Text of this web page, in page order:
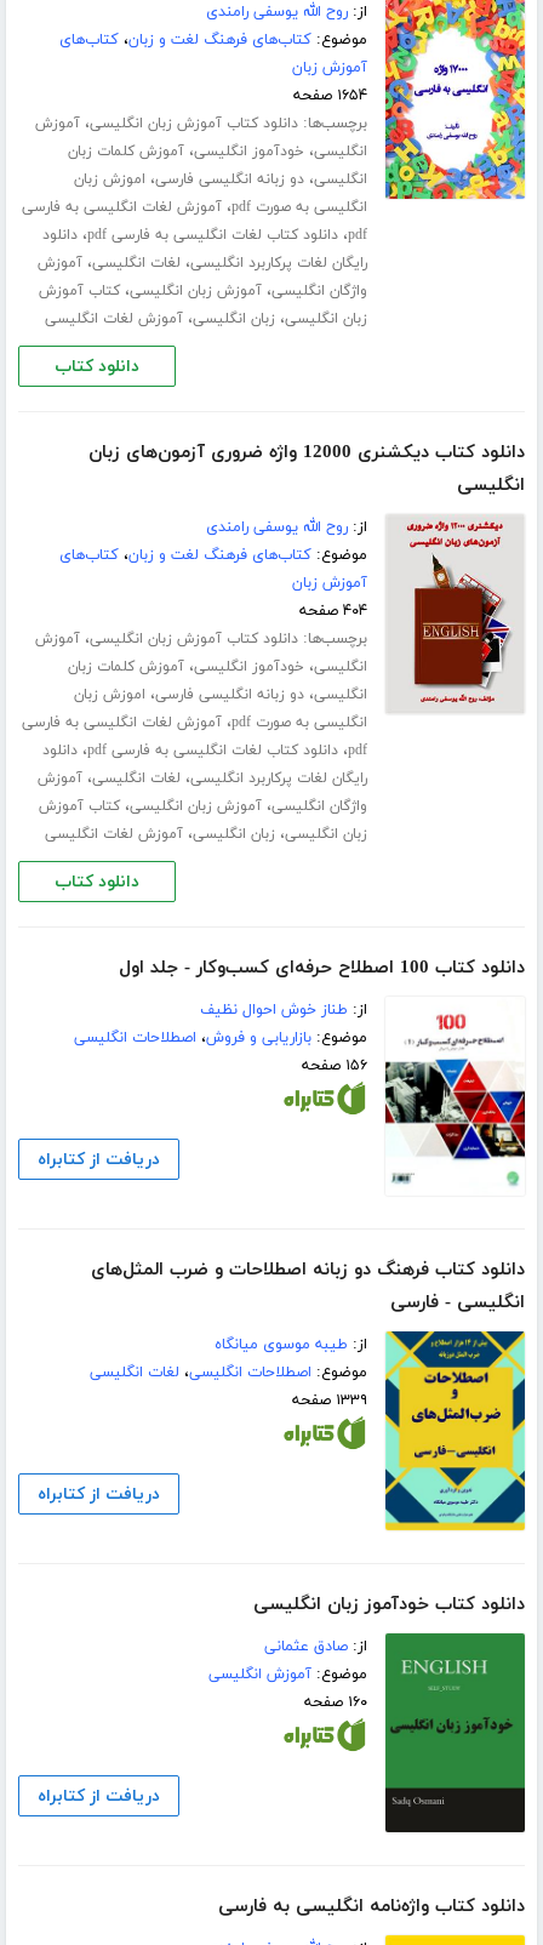
از:روح الله یوسفی رامندی
موضوع:کتاب‌های فرهنگ لغت و زبان،کتاب‌های
آموزش زبان
۱۶۵۴ صفحه
برچسب‌ها:دانلود کتاب آموزش زبان انگلیسی،آموزش
انگلیسی، خودآموز انگلیسی،آموزش کلمات زبان
انگلیسی،دو زبانه انگلیسی فارسی، اموزش زبان
انگلیسی به صورت pdf
،آموزش لغات انگلیسی به فارسی
pdf،دانلود کتاب لغات انگلیسی به فارسی pdf ،دانلود
رایگان لغات پرکاربرد انگلیسی، لغات انگلیسی،آموزش
واژگان انگلیسی،آموزش زبان انگلیسی،کتاب آموزش
زبان انگلیسی، زبان انگلیسی،آموزش لغات انگلیسی
دانلود کتاب
دانلود کتاب دیکشنری 12000 واژه ضروری آزمون‌های زبان
انگلیسی
از:روح الله یوسفی رامندی
موضوع:کتاب‌های فرهنگ لغت و زبان،کتاب‌های
آموزش زبان
۴۰۴ صفحه
برچسب‌ها:دانلود کتاب آموزش زبان انگلیسی،آموزش
انگلیسی، خودآموز انگلیسی،آموزش کلمات زبان
انگلیسی،دو زبانه انگلیسی فارسی، اموزش زبان
انگلیسی به صورت pdf
،آموزش لغات انگلیسی به فارسی
pdf،دانلود کتاب لغات انگلیسی به فارسی pdf ،دانلود
رایگان لغات پرکاربرد انگلیسی، لغات انگلیسی،آموزش
واژگان انگلیسی،آموزش زبان انگلیسی،کتاب آموزش
زبان انگلیسی، زبان انگلیسی،آموزش لغات انگلیسی
دانلود کتاب
دانلود کتاب 100 اصطلاح حرفه‌ای کسب‌و‌کار - جلد اول
از: طناز خوش احوال نظیف
موضوع:بازاریابی و فروش، اصطلاحات انگلیسی
۱۵۶ صفحه
دریافت از کتابراه
دانلود کتاب فرهنگ دو زبانه اصطلاحات و ضرب المثل‌های
انگلیسی - فارسی
از: طیبه موسوی میانگاه
موضوع: اصطلاحات انگلیسی، لغات انگلیسی
۱۳۳۹ صفحه
دریافت از کتابراه
دانلود کتاب خودآموز زبان انگلیسی
از:صادق عثمانی
موضوع:آموزش انگلیسی
۱۶۰ صفحه
دریافت از کتابراه
دانلود کتاب واژه‌نامه انگلیسی به فارسی